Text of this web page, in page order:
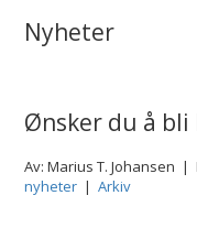
Nyheter
Ønsker du å bli
Av: Marius T. Johansen
nyheter |Arkiv